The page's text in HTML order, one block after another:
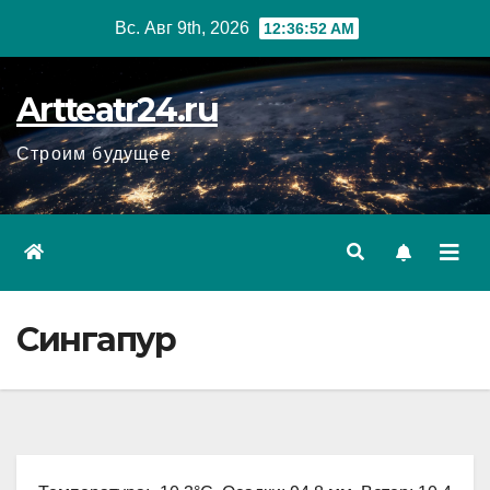
Вс. Авг 9th, 2026 12:36:53 AM
Artteatr24.ru
Строим будущее
Сингапур